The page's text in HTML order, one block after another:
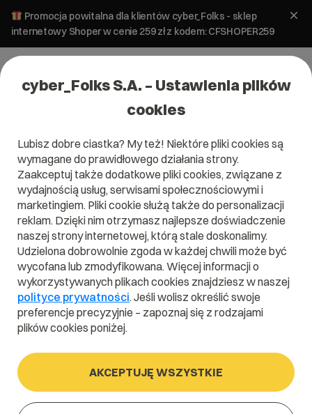
Promocja powitalna dla klientów cyber_Folks - sklep
internetowy Shoper w cenie 259 zł z kodem: CFSHOPER259
Domena .pl od 0 zł!
Szukaj domeny
Wpisz swoją wymarzoną nazwę domeny i naciśnij przycisk
Znajdź
Promocja .pl od0,00 zł.site 0,90 zł.online 0,90 zł
cyber_Folks S.A. – Ustawienia plików
cookies
Lubisz dobre ciastka? My też! Niektóre pliki cookies są
wymagane do prawidłowego działania strony.
Zaakceptuj także dodatkowe pliki cookies, związane z
wydajnością usług, serwisami społecznościowymi i
marketingiem. Pliki cookie służą także do personalizacji
reklam. Dzięki nim otrzymasz najlepsze doświadczenie
naszej strony internetowej, którą stale doskonalimy.
Udzielona dobrowolnie zgoda w każdej chwili może być
wycofana lub zmodyfikowana. Więcej informacji o
wykorzystywanych plikach cookies znajdziesz w naszej
polityce prywatności. Jeśli wolisz określić swoje
preferencje precyzyjnie – zapoznaj się z rodzajami
plików cookies poniżej.
AKCEPTUJĘ WSZYSTKIE